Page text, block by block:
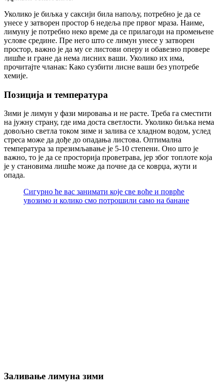
Уколико је биљка у саксији била напољу, потребно је да се
унесе у затворен простор 6 недеља пре првог мраза. Наиме,
лимуну је потребно неко време да се прилагоди на промењене
услове средине. Пре него што се лимун унесе у затворен
простор, важно је да му се листови оперу и обавезно провере
лишће и гране да нема лисних ваши. Уколико их има,
прочитајте чланак: Како сузбити лисне ваши без употребе
хемије.
Позиција и температура
Зими је лимун у фази мировања и не расте. Треба га сместити
на јужну страну, где има доста светлости. Уколико биљка нема
довољно светла током зиме и залива се хладном водом, услед
стреса може да дође до опадања листова. Оптимална
температура за презимљавање је 5-10 степени. Оно што је
важно, то је да се просторија проветрава, јер због топлоте која
је у становима лишће може да почне да се коврџа, жути и
опада.
Сигурно ће вас занимати које све воће и поврће
увозимо и колико смо потрошили само на банане
Заливање лимуна зими